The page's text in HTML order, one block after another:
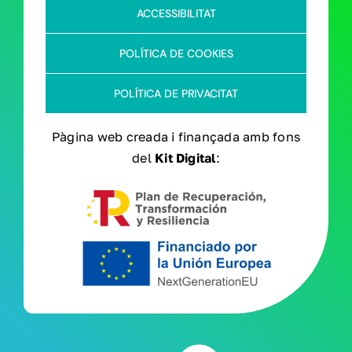
COL·LABORA / VOLUNTARIAT
CONTACTE
ACCESSIBILITAT
POLÍTICA DE COOKIES
POLÍTICA DE PRIVACITAT
Pàgina web creada i finançada amb fons
del Kit Digital: